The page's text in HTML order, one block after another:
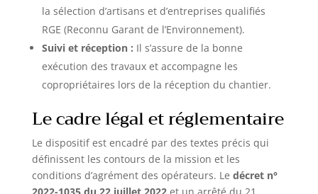
la sélection d’artisans et d’entreprises qualifiés
RGE (Reconnu Garant de l’Environnement).
Suivi et réception : Il s’assure de la bonne
exécution des travaux et accompagne les
copropriétaires lors de la réception du chantier.
Le cadre légal et réglementaire
Le dispositif est encadré par des textes précis qui
définissent les contours de la mission et les
conditions d’agrément des opérateurs. Le décret n°
2022-1035 du 22 juillet 2022et un arrêté du 21